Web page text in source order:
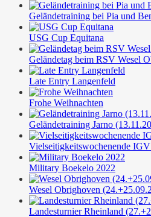
Geländetraining bei Pia und
USG Cup Equitana
Geländetag beim RSV Wesel
Late Entry Langenfeld
Frohe Weihnachten
Geländetraining Jarno
Vielseitigkeitswochenende
Military Boekelo 2022
Wesel Obrighoven
Landesturnier Rheinland